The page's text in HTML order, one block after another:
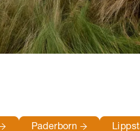
Paderborn